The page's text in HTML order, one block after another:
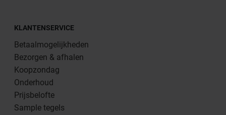
KLANTENSERVICE
Betaalmogelijkheden
Bezorgen & afhalen
Koopzondag
Onderhoud
Prijsbelofte
Sample tegels